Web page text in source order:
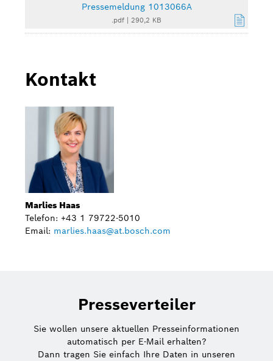
Pressemeldung 1013066A
.pdf | 290,2 KB
Kontakt
Marlies Haas
Telefon: +43 1 79722-5010
Email: marlies.haas@at.bosch.com
Presseverteiler
Sie wollen unsere aktuellen Presseinformationen
automatisch per E-Mail erhalten?
Dann tragen Sie einfach Ihre Daten in unseren